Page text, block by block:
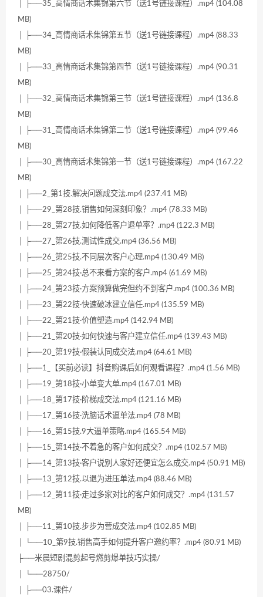
│ ├──35_高情商话术集锦第六节（送1号链接课程）.mp4 (104.08
MB)
│ ├──34_高情商话术集锦第五节（送1号链接课程）.mp4 (88.33
MB)
│ ├──33_高情商话术集锦第四节（送1号链接课程）.mp4 (90.31
MB)
│ ├──32_高情商话术集锦第三节（送1号链接课程）.mp4 (136.8
MB)
│ ├──31_高情商话术集锦第二节（送1号链接课程）.mp4 (99.46
MB)
│ ├──30_高情商话术集锦第一节（送1号链接课程）.mp4 (167.22
MB)
│ ├──2_第1技.解决问题成交法.mp4 (237.41 MB)
│ ├──29_第28技.销售如何深刻印象？.mp4 (78.33 MB)
│ ├──28_第27技.如何降低客户退单率？.mp4 (122.3 MB)
│ ├──27_第26技.测试性成交.mp4 (36.56 MB)
│ ├──26_第25技.不同层次客户心理.mp4 (130.49 MB)
│ ├──25_第24技·总不来看方案的客户.mp4 (61.69 MB)
│ ├──24_第23技·方案预算做完但约不到客户.mp4 (100.36 MB)
│ ├──23_第22技·快速破冰建立信任.mp4 (135.59 MB)
│ ├──22_第21技·价值塑造.mp4 (142.94 MB)
│ ├──21_第20技·如何快速与客户建立信任.mp4 (139.43 MB)
│ ├──20_第19技·假装认同成交法.mp4 (64.61 MB)
│ ├──1_【买前必读】抖音购课后如何观看课程？.mp4 (1.56 MB)
│ ├──19_第18技·小单变大单.mp4 (167.01 MB)
│ ├──18_第17技·阶梯成交法.mp4 (121.16 MB)
│ ├──17_第16技·洗脑话术逼单法.mp4 (78 MB)
│ ├──16_第15技.9大逼单策略.mp4 (165.54 MB)
│ ├──15_第14技·不着急的客户如何成交？.mp4 (102.57 MB)
│ ├──14_第13技·客户说别人家好还便宜怎么成交.mp4 (50.91 MB)
│ ├──13_第12技.以退为进压单法.mp4 (88.46 MB)
│ ├──12_第11技·走过多家对比的客户如何成交？.mp4 (131.57
MB)
│ ├──11_第10技.步步为营成交法.mp4 (102.85 MB)
│ └──10_第9技.销售高手如何提升客户邀约率？.mp4 (80.91 MB)
├──米晨短剧混剪起号燃剪爆单技巧实操/
│ └──28750/
│ ├──03.课件/